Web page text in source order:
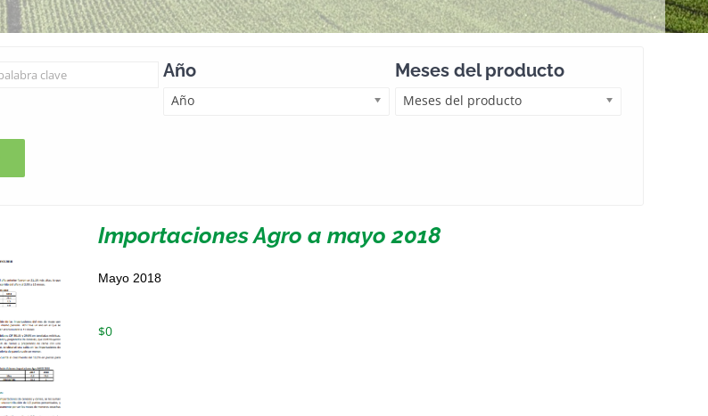
Año
Año
Meses del producto
Meses del producto
Importaciones Agro a mayo 2018
Mayo 2018
$0